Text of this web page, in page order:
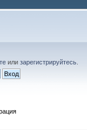
илизарегистрируйтесь